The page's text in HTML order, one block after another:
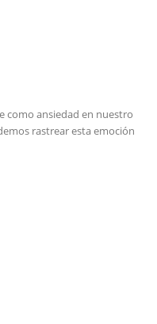
como ansiedad en nuestro
rastrear esta emoción